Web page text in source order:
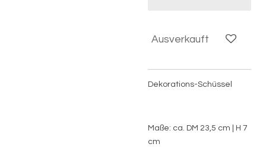
Ausverkauft
Dekorations-Schüssel
Maße: ca. DM 23,5 cm | H 7
cm